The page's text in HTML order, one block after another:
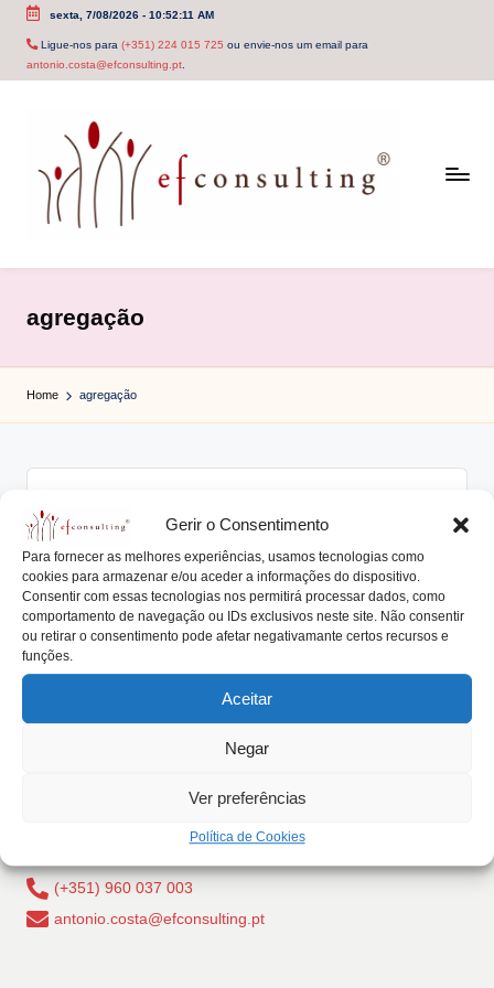
Gerir o Consentimento
Para fornecer as melhores experiências, usamos tecnologias como
cookies para armazenar e/ou aceder a informações do dispositivo.
Consentir com essas tecnologias nos permitirá processar dados, como
comportamento de navegação ou IDs exclusivos neste site. Não consentir
ou retirar o consentimento pode afetar negativamante certos recursos e
funções.
Aceitar
Negar
Ver preferências
Política de Cookies
Skip
sexta, 7/08/2026- 10:52:11 AM
Ligue-nos para (+351) 224 015 725 ou envie-nos um email para
antonio.costa@efconsulting.pt.
c
o
n
u
lt
i
n
g
.
t
agregação
Home agregação
in
Sucessão Familiar na Empresa
Posted
Julho 21, 2016
Sucessão Familiar na Empresa foi o tema da lição de
síntese, apresentada hoje dia 21/07/2016,…
Rua Dr Carlos Pires Felgueiras, 206 - 1, 4470-157 Cidade
(+351) 960 037 003
antonio.costa@efconsulting.pt